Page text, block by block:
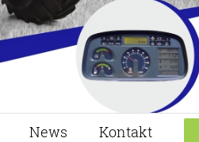
News Kontakt